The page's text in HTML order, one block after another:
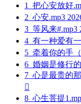
1 把心安放好
2 心安.mp3
3 等风来#.mp3
4 有一种爱有
5 牵着你的手
6 婚姻是修行
7 心是最贵的

8 心生菩提